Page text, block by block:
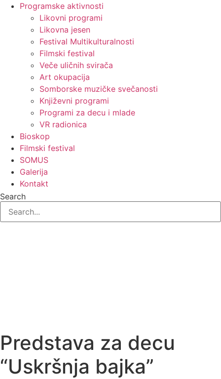
Programske aktivnosti
Likovni programi
Likovna jesen
Festival Multikulturalnosti
Filmski festival
Veče uličnih svirača
Art okupacija
Somborske muzičke svečanosti
Književni programi
Programi za decu i mlade
VR radionica
Bioskop
Filmski festival
SOMUS
Galerija
Kontakt
Search
Predstava za decu
“Uskršnja bajka”